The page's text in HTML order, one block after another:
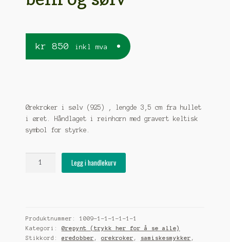
kr 850 inkl mva
Ørekroker i sølv (925) , lengde 3,5 cm fra hullet
i øret. Håndlaget i reinhorn med gravert keltisk
symbol for styrke.
bein
og
Legg i handlekurv
Produktnummer:1009-1-1-1-1-1-1
Kategori:Ørepynt (trykk her for å se alle)
Stikkord:øredobber , orekroker , samiskesmykker ,